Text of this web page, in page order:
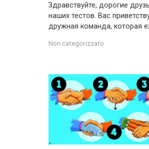
Здравствуйте, дорогие
наших тестов. Вас
дружная команда, которая
Non categorizzato